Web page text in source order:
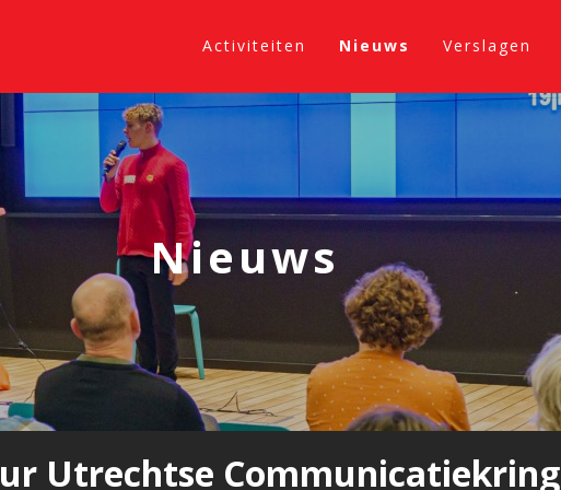
Activiteiten Nieuws Verslagen
Nieuws
Utrechtse Communicatiekring